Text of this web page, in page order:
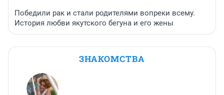
Победили рак и стали родителями вопреки всему.
История любви якутского бегуна и его жены
ЗНАКОМСТВА